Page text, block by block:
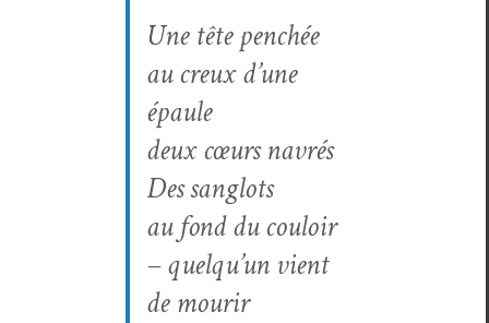
Une tête penchée
au creux d’une
épaule
deux cœurs navrés
Des san­glots
au fond du couloir
– quelqu’un vient
de mourir